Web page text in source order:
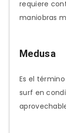
requiere
maniobras
Medusa
Es el
surf en